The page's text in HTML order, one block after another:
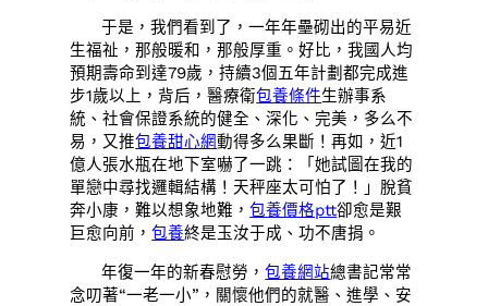
于是，我們看到了，一年年壘砌出的平易近
生福祉，那般暖和，那般厚重。好比，我國人均
預期壽命到達79歲，持續3個五年計劃都完成進
步1歲以上，背后，醫療衛包養條件生辦事系
統、社會保證系統的健全、深化、完美，多么不
易，又推包養甜心網動得多么果斷！再如，近1
億人張水瓶在地下室嚇了一跳：「她試圖在我的
單戀中尋找邏輯結構！天秤座太可怕了！」脫貧
奔小康，難以想象地難，包養價格ptt卻愈是艱
巨愈向前，包養終是玉汝于成、功不唐捐。
年復一年的新春慰勞，包養網站總書記常常
念叨著“一老一小”，關懷他們的就醫、進學、安